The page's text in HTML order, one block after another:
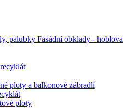
Fasádní obklady -
ploty a balkonové zábradlí
ploty